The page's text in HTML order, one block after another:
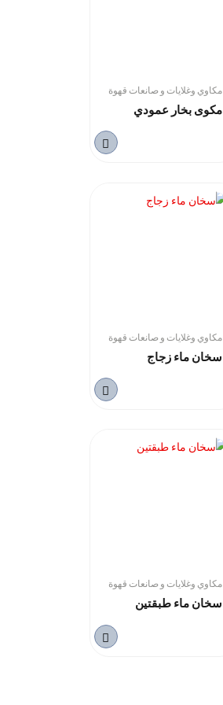
مكاوي وغلايات و صانعات قهوة
مكوى بخار عمودي
مكاوي وغلايات و صانعات قهوة
سخان ماء زجاج
مكاوي وغلايات و صانعات قهوة
سخان ماء طبقتين